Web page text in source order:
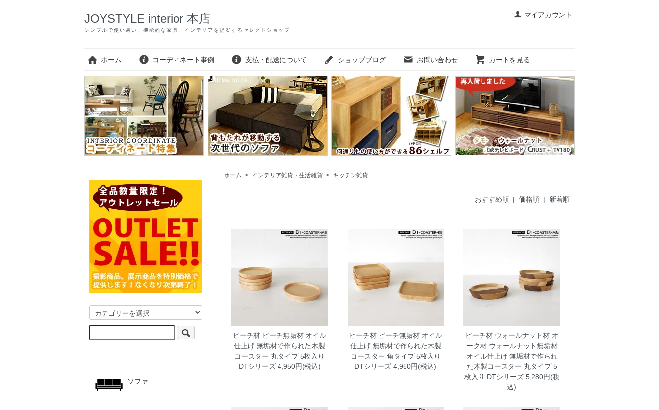
マイアカウント
JOYSTYLE interior 本店
シンプルで使い易い、機能的な家具・インテリアを提案するセレクトショップ
ホーム コーディネート事例 支払・配送について ショップブログ お問い合わせ カートを見る
ホーム > インテリア雑貨・生活雑貨 > キッチン雑貨
おすすめ順 | 価格順 | 新着順
ビーチ材 ビーチ無垢材 オイル
仕上げ 無垢材で作られた木製
コースター 丸タイプ 5枚入り
DTシリーズ4,950円(税込)
ビーチ材 ビーチ無垢材 オイル
仕上げ 無垢材で作られた木製
コースター 角タイプ 5枚入り
DTシリーズ 4,950円(税込)
ビーチ材 ウォールナット材 オ
ーク材 ウォールナット無垢材
オイル仕上げ 無垢材で作られ
た木製コースター 丸タイプ 5
枚入り DTシリーズ5,280円(税
込)
ソファ